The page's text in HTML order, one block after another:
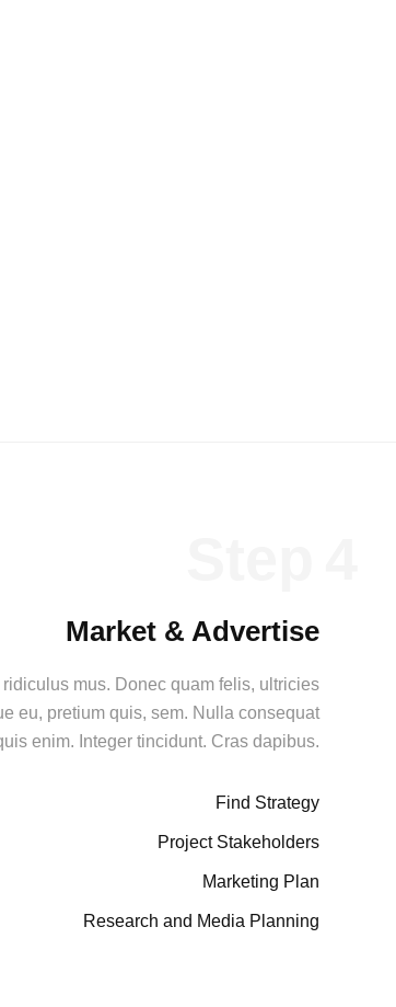
Market & Advertise
ridiculus mus. Donec quam felis, ultricies
eu, pretium quis, sem. Nulla consequat
enim. Integer tincidunt. Cras dapibus.
Find Strategy
Project Stakeholders
Marketing Plan
Research and Media Planning